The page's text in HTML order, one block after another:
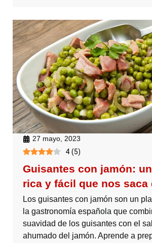
27 mayo, 2023
4 (5)
Guisantes con jamón:
rica y fácil que nos saca
Los guisantes con jamón son un
la gastronomía española que
suavidad de los guisantes con el
ahumado del jamón. Aprende a